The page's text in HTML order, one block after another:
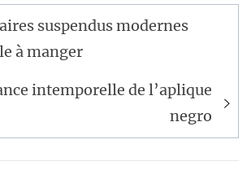
suspendus modernes
à manger
intemporelle de l’aplique
negro